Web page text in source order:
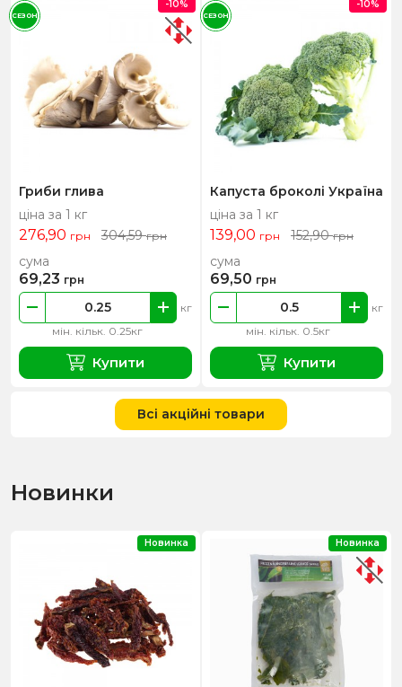
Гриби глива
ціна за 1 кг
276,90 грн 304,59грн
мін. кільк. 0.25кг
кг
сума
69,23 грн
Купити
-10%
СЕЗОН
Капуста броколі Україна
ціна за 1 кг
139,00 грн 152,90грн
мін. кільк. 0.5кг
кг
сума
69,50 грн
Купити
-10%
СЕЗОН
Всі акційні товари
Новинки
Новинка Новинка